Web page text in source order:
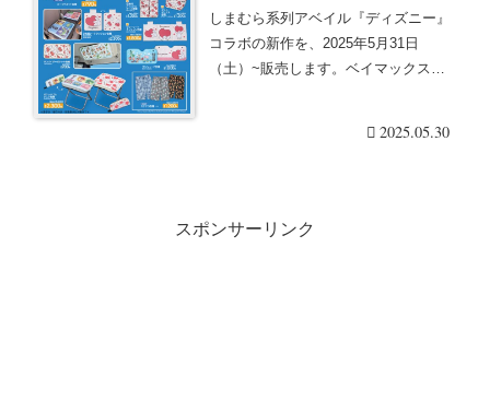
ズが2025/5/31より新発売！口
コミ、売り切れ、入荷数、販売
状況まとめ！
しまむら系列アベイル『ディズニー』
コラボの新作を、2025年5月31日
（土）~販売します。ベイマックス、
2025.05.30
スポンサーリンク